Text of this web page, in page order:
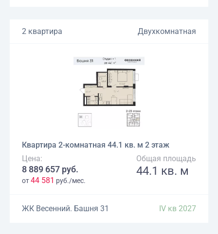
2 квартира Двухкомнатная
Квартира 2-комнатная 44.1 кв. м 2 этаж
Цена:
8 889 657 руб.
от44 581 руб./мес.
Общая площадь
44.1 кв. м
ЖК Весенний. Башня 31 IV кв 2027